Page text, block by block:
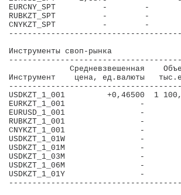
EURCNY_SPT          -
RUBKZT_SPT          -
CNYKZT_SPT          -
Инструменты своп-рынка
Средневзвешенная
Инструмент    цена, ед.валюты
USDKZT_1_001         +0,46500  1
EURKZT_1_001                -
EURUSD_1_001                -
RUBKZT_1_001                -
CNYKZT_1_001                -
USDKZT_1_01W                -
USDKZT_1_01M                -
USDKZT_1_03M                -
USDKZT_1_06M                -
USDKZT_1_01Y                -